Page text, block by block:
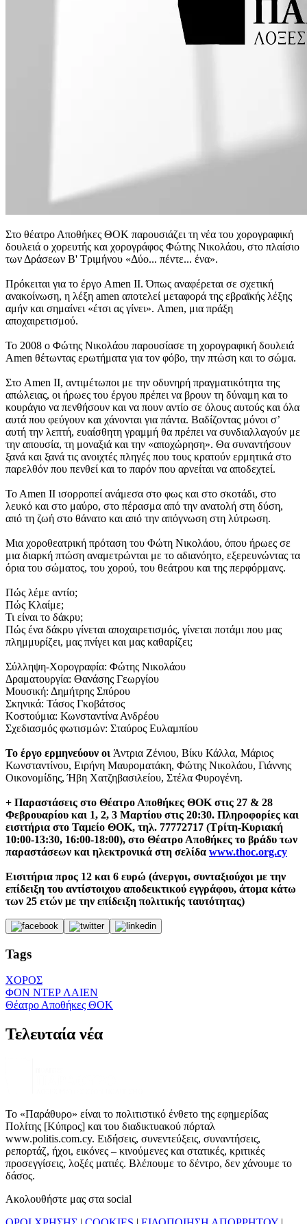
Στο θέατρο Αποθήκες ΘΟΚ παρουσιάζει τη νέα του χορογραφική
δουλειά ο χορευτής και χορογράφος Φώτης Νικολάου, στο πλαίσιο
των Δράσεων Β' Τριμήνου «Δύο... πέντε... ένα».
Πρόκειται για το έργο Amen II. Όπως αναφέρεται σε σχετική
ανακοίνωση, η λέξη amen απoτελεί μεταφορά της εβραϊκής λέξης
αμήν και σημαίνει «έτσι ας γίνει». Amen, μια πράξη
αποχαιρετισμού.
Το 2008 ο Φώτης Νικολάου παρουσίασε τη χορογραφική δουλειά
Amen θέτωντας ερωτήματα για τον φόβο, την πτώση και το σώμα.
Στο Amen II, αντιμέτωποι με την οδυνηρή πραγματικότητα της
απώλειας, οι ήρωες του έργου πρέπει να βρουν τη δύναμη και το
κουράγιο να πενθήσουν και να πουν αντίο σε όλους αυτούς και όλα
αυτά που φεύγουν και χάνονται για πάντα. Βαδίζοντας μόνοι σ’
αυτή την λεπτή, ευαίσθητη γραμμή θα πρέπει να συνδιαλλαγούν με
την απουσία, τη μοναξιά και την «αποχώρηση». Θα συναντήσουν
ξανά και ξανά τις ανοιχτές πληγές που τους κρατούν ερμητικά στο
παρελθόν που πενθεί και το παρόν που αρνείται να αποδεχτεί.
To Amen ΙΙ ισορροπεί ανάμεσα στο φως και στο σκοτάδι, στο
λευκό και στο μαύρο, στο πέρασμα από την ανατολή στη δύση,
από τη ζωή στο θάνατο και από την απόγνωση στη λύτρωση.
Μια χοροθεατρική πρόταση του Φώτη Νικολάου, όπου ήρωες σε
μια διαρκή πτώση αναμετρώνται με το αδιανόητο, εξερευνώντας τα
όρια του σώματος, του χορού, του θεάτρου και της περφόρμανς.
Πώς λέμε αντίο;
Πώς Κλαίμε;
Τι είναι το δάκρυ;
Πώς ένα δάκρυ γίνεται αποχαιρετισμός, γίνεται ποτάμι που μας
πλημμυρίζει, μας πνίγει και μας καθαρίζει;
Σύλληψη-Χορογραφία: Φώτης Νικολάου
Δραματουργία: Θανάσης Γεωργίου
Μουσική: Δημήτρης Σπύρου
Σκηνικά: Τάσος Γκοβάτσος
Κοστούμια: Κωνσταντίνα Ανδρέου
Σχεδιασμός φωτισμών: Σταύρος Ευλαμπίου
Το έργο ερμηνεύουν οι Άντρια Ζένιου, Βίκυ Κάλλα, Μάριος
Κωνσταντίνου, Ειρήνη Μαυροματάκη, Φώτης Νικολάου, Γιάννης
Οικονομίδης, Ήβη Χατζηβασιλείου, Στέλα Φυρογένη.
+ Παραστάσεις στο Θέατρο Αποθήκες ΘΟΚ στις 27 & 28
Φεβρουαρίου και 1, 2, 3 Μαρτίου στις 20:30. Πληροφορίες και
εισιτήρια στο Ταμείο ΘΟΚ, τηλ. 77772717 (Τρίτη-Κυριακή
10:00-13:30, 16:00-18:00), στο Θέατρο Αποθήκες το βράδυ των
παραστάσεων και ηλεκτρονικά στη σελίδα www.thoc.org.cy
Εισιτήρια προς 12 και 6 ευρώ (άνεργοι, συνταξιούχοι με την
επίδειξη του αντίστοιχου αποδεικτικού εγγράφου, άτομα κάτω
των 25 ετών με την επίδειξη πολιτικής ταυτότητας)
Tags
ΧΟΡΟΣ
ΦΟΝ ΝΤΕΡ ΛΑΙΕΝ
Θέατρο Αποθήκες ΘΟΚ
Τελευταία νέα
Το «Παράθυρο» είναι το πολιτιστικό ένθετο της εφημερίδας
Πολίτης [Κύπρος] και του διαδικτυακού πόρταλ
www.politis.com.cy. Ειδήσεις, συνεντεύξεις, συναντήσεις,
ρεπορτάζ, ήχοι, εικόνες – κινούμενες και στατικές, κριτικές
προσεγγίσεις, λοξές ματιές. Βλέπουμε το δέντρο, δεν χάνουμε το
δάσος.
Ακολουθήστε μας στα social